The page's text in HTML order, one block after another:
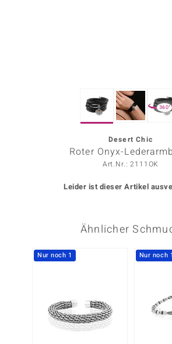
360°
Desert Chic
Roter Onyx-
Art.Nr.: 2111OK
Leider ist dieser Artikel
Ähnlicher
Nur noch 1 Nur noch 1